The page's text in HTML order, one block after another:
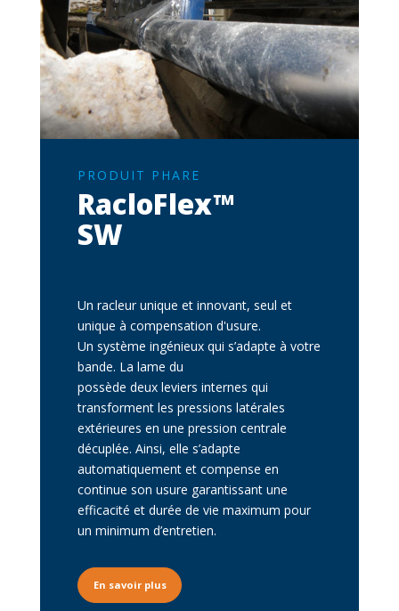
SOUS-TITRE
PRODUIT PHARE
RacloFlex™
SW
Un racleur unique et innovant, seul et
unique à compensation d'usure.
Un système ingénieux qui s’adapte à votre
bande. La lame du
possède deux leviers internes qui
transforment les pressions latérales
extérieures en une pression centrale
décuplée. Ainsi, elle s’adapte
automatiquement et compense en
continue son usure garantissant une
efficacité et durée de vie maximum pour
un minimum d’entretien.
Texte du bouton
En savoir plus